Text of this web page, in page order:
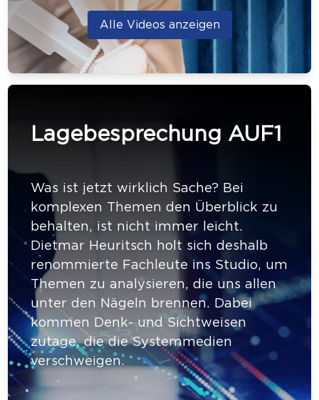
Alle Videos anzeigen
Lagebesprechung AUF1
Was ist jetzt wirklich Sache? Bei
komplexen Themen den Überblick zu
behalten, ist nicht immer leicht.
Dietmar Heuritsch holt sich deshalb
renommierte Fachleute ins Studio, um
Themen zu analysieren, die uns allen
unter den Nägeln brennen. Dabei
kommen Denk- und Sichtweisen
zutage, die die Systemmedien
verschweigen.